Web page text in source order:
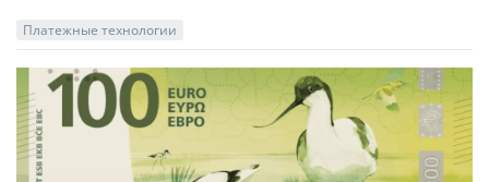
Платежные технологии